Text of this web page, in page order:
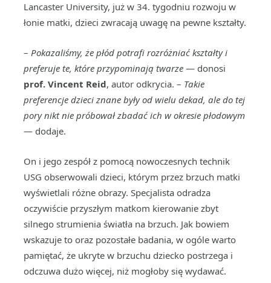
Lancaster University, już w 34. tygodniu rozwoju w
łonie matki, dzieci zwracają uwagę na pewne kształty.
– Pokazaliśmy, że płód potrafi rozróżniać kształty i
preferuje te, które przypominają twarze — donosi
prof. Vincent Reid, autor odkrycia. – Takie
preferencje dzieci znane były od wielu dekad, ale do tej
pory nikt nie próbował zbadać ich w okresie płodowym
— dodaje.
On i jego zespół z pomocą nowoczesnych technik
USG obserwowali dzieci, którym przez brzuch matki
wyświetlali różne obrazy. Specjalista odradza
oczywiście przyszłym matkom kierowanie zbyt
silnego strumienia światła na brzuch. Jak bowiem
wskazuje to oraz pozostałe badania, w ogóle warto
pamiętać, że ukryte w brzuchu dziecko postrzega i
odczuwa dużo więcej, niż mogłoby się wydawać.